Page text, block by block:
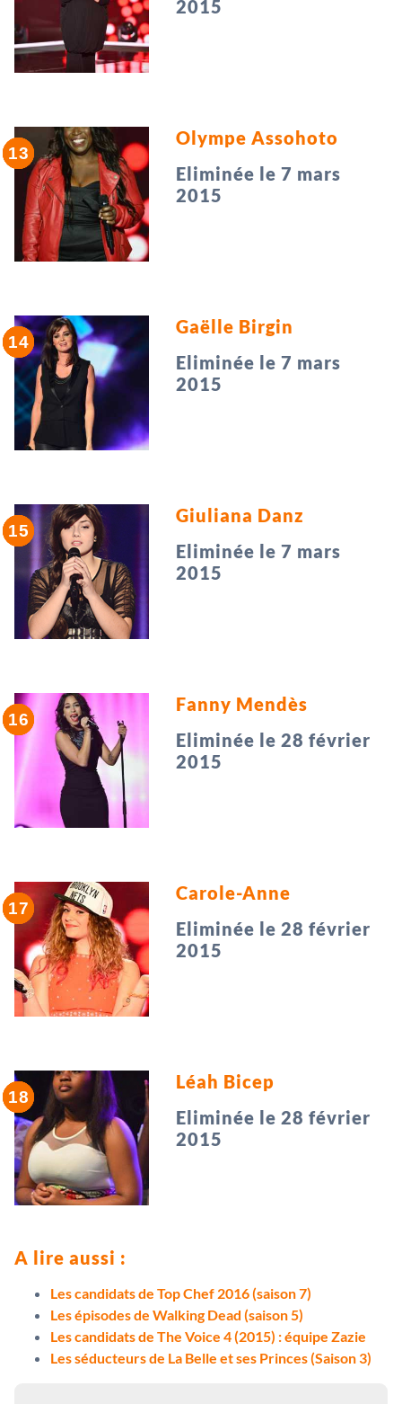
2015
Olympe Assohoto
Eliminée le 7 mars
2015
Gaëlle Birgin
Eliminée le 7 mars
2015
Giuliana Danz
Eliminée le 7 mars
2015
Fanny Mendès
Eliminée le 28 février
2015
Carole-Anne
Eliminée le 28 février
2015
Léah Bicep
Eliminée le 28 février
2015
A lire aussi :
Les candidats de Top Chef 2016 (saison 7)
Les épisodes de Walking Dead (saison 5)
Les candidats de The Voice 4 (2015) : équipe Zazie
Les séducteurs de La Belle et ses Princes (Saison 3)